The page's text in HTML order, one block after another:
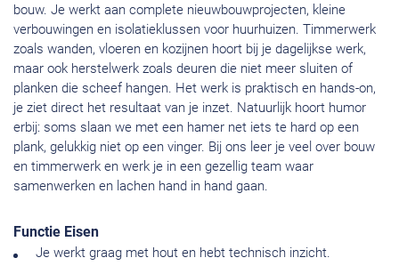
bouw. Je werkt aan complete nieuwbouwprojecten, kleine
verbouwingen en isolatieklussen voor huurhuizen. Timmerwerk
zoals wanden, vloeren en kozijnen hoort bij je dagelijkse werk,
maar ook herstelwerk zoals deuren die niet meer sluiten of
planken die scheef hangen. Het werk is praktisch en hands-on,
je ziet direct het resultaat van je inzet. Natuurlijk hoort humor
erbij: soms slaan we met een hamer net iets te hard op een
plank, gelukkig niet op een vinger. Bij ons leer je veel over bouw
en timmerwerk en werk je in een gezellig team waar
samenwerken en lachen hand in hand gaan.
Functie Eisen
Je werkt graag met hout en hebt technisch inzicht.